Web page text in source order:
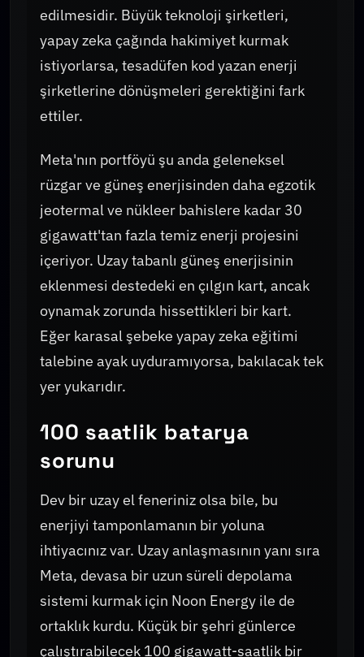
edilmesidir. Büyük teknoloji şirketleri,
yapay zeka çağında hakimiyet kurmak
istiyorlarsa, tesadüfen kod yazan enerji
şirketlerine dönüşmeleri gerektiğini fark
ettiler.
Meta'nın portföyü şu anda geleneksel
rüzgar ve güneş enerjisinden daha egzotik
jeotermal ve nükleer bahislere kadar 30
gigawatt'tan fazla temiz enerji projesini
içeriyor. Uzay tabanlı güneş enerjisinin
eklenmesi destedeki en çılgın kart, ancak
oynamak zorunda hissettikleri bir kart.
Eğer karasal şebeke yapay zeka eğitimi
talebine ayak uyduramıyorsa, bakılacak tek
yer yukarıdır.
100 saatlik batarya
sorunu
Dev bir uzay el feneriniz olsa bile, bu
enerjiyi tamponlamanın bir yoluna
ihtiyacınız var. Uzay anlaşmasının yanı sıra
Meta, devasa bir uzun süreli depolama
sistemi kurmak için Noon Energy ile de
ortaklık kurdu. Küçük bir şehri günlerce
çalıştırabilecek 100 gigawatt-saatlik bir